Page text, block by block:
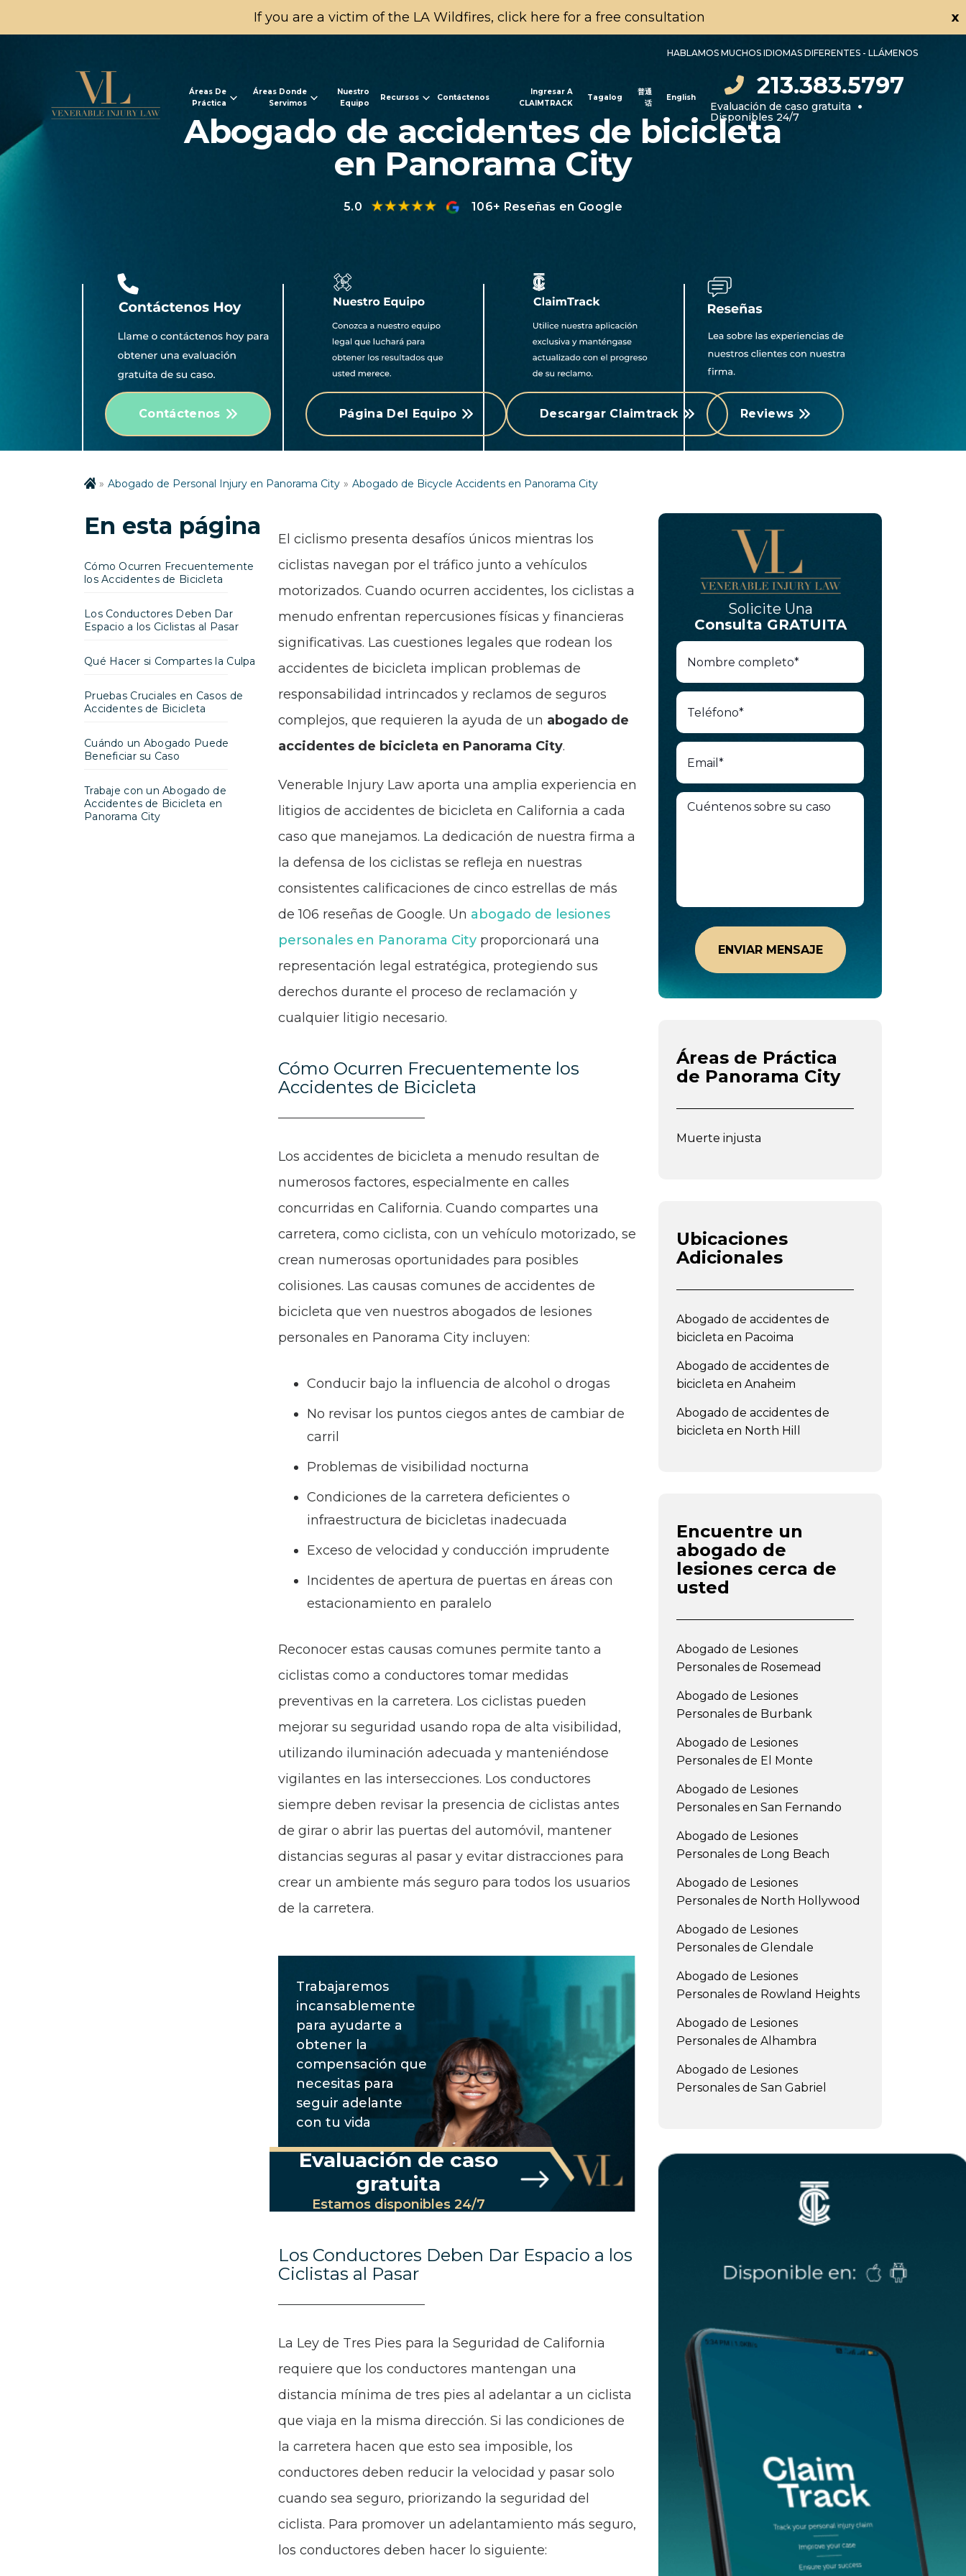
If you are a victim of the LA Wildfires, click here for a free consultation x
HABLAMOS MUCHOS IDIOMAS DIFERENTES - LLÁMENOS
Áreas De
Práctica
Áreas Donde
Servimos
Nuestro
Equipo
Recursos Contáctenos
Ingresar A
CLAIMTRACK
Tagalog
普通
话
English 213.383.5797
Evaluación de caso gratuita •
Disponibles 24/7
Abogado de accidentes de bicicleta
en Panorama City
5.0 106+ Reseñas en Google
Contáctenos Página Del Equipo Descargar Claimtrack Reviews
Abogado de Personal Injury en Panorama City Abogado de Bicycle Accidents en Panorama City
En esta página
Cómo Ocurren Frecuentemente
los Accidentes de Bicicleta
Los Conductores Deben Dar
Espacio a los Ciclistas al Pasar
Qué Hacer si Compartes la Culpa
Pruebas Cruciales en Casos de
Accidentes de Bicicleta
Cuándo un Abogado Puede
Beneficiar su Caso
Trabaje con un Abogado de
Accidentes de Bicicleta en
Panorama City
El ciclismo presenta desafíos únicos mientras los
ciclistas navegan por el tráfico junto a vehículos
motorizados. Cuando ocurren accidentes, los ciclistas a
menudo enfrentan repercusiones físicas y financieras
significativas. Las cuestiones legales que rodean los
accidentes de bicicleta implican problemas de
responsabilidad intrincados y reclamos de seguros
complejos, que requieren la ayuda de un abogado de
accidentes de bicicleta en Panorama City.
Venerable Injury Law aporta una amplia experiencia en
litigios de accidentes de bicicleta en California a cada
caso que manejamos. La dedicación de nuestra firma a
la defensa de los ciclistas se refleja en nuestras
consistentes calificaciones de cinco estrellas de más
de 106 reseñas de Google. Un abogado de lesiones
personales en Panorama City proporcionará una
representación legal estratégica, protegiendo sus
derechos durante el proceso de reclamación y
cualquier litigio necesario.
Cómo Ocurren Frecuentemente los
Accidentes de Bicicleta
Los accidentes de bicicleta a menudo resultan de
numerosos factores, especialmente en calles
concurridas en California. Cuando compartes una
carretera, como ciclista, con un vehículo motorizado, se
crean numerosas oportunidades para posibles
colisiones. Las causas comunes de accidentes de
bicicleta que ven nuestros abogados de lesiones
personales en Panorama City incluyen:
Conducir bajo la influencia de alcohol o drogas
No revisar los puntos ciegos antes de cambiar de
carril
Problemas de visibilidad nocturna
Condiciones de la carretera deficientes o
infraestructura de bicicletas inadecuada
Exceso de velocidad y conducción imprudente
Incidentes de apertura de puertas en áreas con
estacionamiento en paralelo
Reconocer estas causas comunes permite tanto a
ciclistas como a conductores tomar medidas
preventivas en la carretera. Los ciclistas pueden
mejorar su seguridad usando ropa de alta visibilidad,
utilizando iluminación adecuada y manteniéndose
vigilantes en las intersecciones. Los conductores
siempre deben revisar la presencia de ciclistas antes
de girar o abrir las puertas del automóvil, mantener
distancias seguras al pasar y evitar distracciones para
crear un ambiente más seguro para todos los usuarios
de la carretera.
Trabajaremos
incansablemente
para ayudarte a
obtener la
compensación que
necesitas para
seguir adelante
con tu vida
Evaluación de caso
gratuita
Estamos disponibles 24/7
Los Conductores Deben Dar Espacio a los
Ciclistas al Pasar
La Ley de Tres Pies para la Seguridad de California
requiere que los conductores mantengan una
distancia mínima de tres pies al adelantar a un ciclista
que viaja en la misma dirección. Si las condiciones de
la carretera hacen que esto sea imposible, los
conductores deben reducir la velocidad y pasar solo
cuando sea seguro, priorizando la seguridad del
ciclista. Para promover un adelantamiento más seguro,
los conductores deben hacer lo siguiente:
Solicite Una
Consulta GRATUITA
Áreas de Práctica
de Panorama City
Muerte injusta
Ubicaciones
Adicionales
Abogado de accidentes de
bicicleta en Pacoima
Abogado de accidentes de
bicicleta en Anaheim
Abogado de accidentes de
bicicleta en North Hill
Encuentre un
abogado de
lesiones cerca de
usted
Abogado de Lesiones
Personales de Rosemead
Abogado de Lesiones
Personales de Burbank
Abogado de Lesiones
Personales de El Monte
Abogado de Lesiones
Personales en San Fernando
Abogado de Lesiones
Personales de Long Beach
Abogado de Lesiones
Personales de North Hollywood
Abogado de Lesiones
Personales de Glendale
Abogado de Lesiones
Personales de Rowland Heights
Abogado de Lesiones
Personales de Alhambra
Abogado de Lesiones
Personales de San Gabriel